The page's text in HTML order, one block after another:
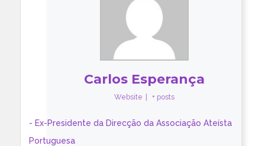
Carlos Esperança
Website + posts
- Ex-Presidente da Direcção da Associação Ateísta
Portuguesa